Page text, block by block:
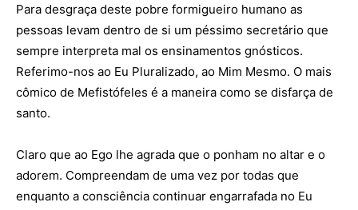
Para desgraça deste pobre formigueiro humano as
pessoas levam dentro de si um péssimo secretário que
sempre interpreta mal os ensinamentos gnósticos.
Referimo-nos ao Eu Pluralizado, ao Mim Mesmo. O mais
cômico de Mefistófeles é a maneira como se disfarça de
santo.
Claro que ao Ego lhe agrada que o ponham no altar e o
adorem. Compreendam de uma vez por todas que
enquanto a consciência continuar engarrafada no Eu